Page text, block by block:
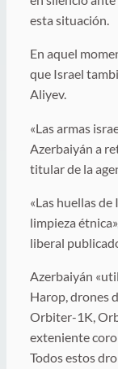
esta situación.
En aquel
que Israel
Aliyev.
«Las armas
Azerbaiyán a
titular de la
«Las huellas
limpieza
liberal
Azerbaiyán
Harop, drones
Orbiter-1K,
exteniente
Todos estos